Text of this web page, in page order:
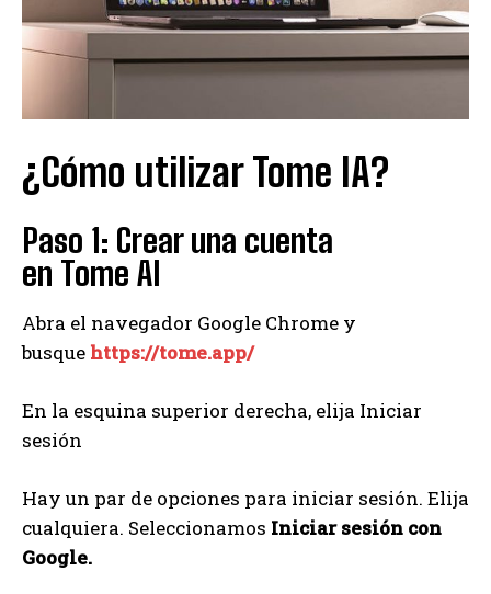
¿Cómo utilizar Tome IA?
Paso 1: Crear una cuenta
en Tome AI
Abra el navegador Google Chrome y
busque https://tome.app/
En la esquina superior derecha, elija Iniciar
sesión
Hay un par de opciones para iniciar sesión. Elija
cualquiera. Seleccionamos Iniciar sesión con
Google.